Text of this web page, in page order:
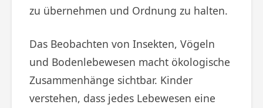
zu übernehmen und Ordnung zu halten.
Das Beobachten von Insekten, Vögeln
und Bodenlebewesen macht ökologische
Zusammenhänge sichtbar. Kinder
verstehen, dass jedes Lebewesen eine